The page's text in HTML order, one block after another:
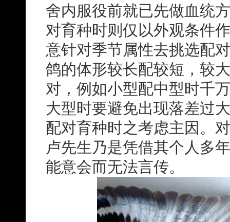
舍内服役前就已先做血统
对育种时则仅以外观条件
意针对季节属性去挑选配
鸽的体形较长配较短，较
对，例如小型配中型时千
大型时要避免出现落差过
配对育种时之考虑主因。
卢先生乃是凭借其个人多
能意会而无法言传。